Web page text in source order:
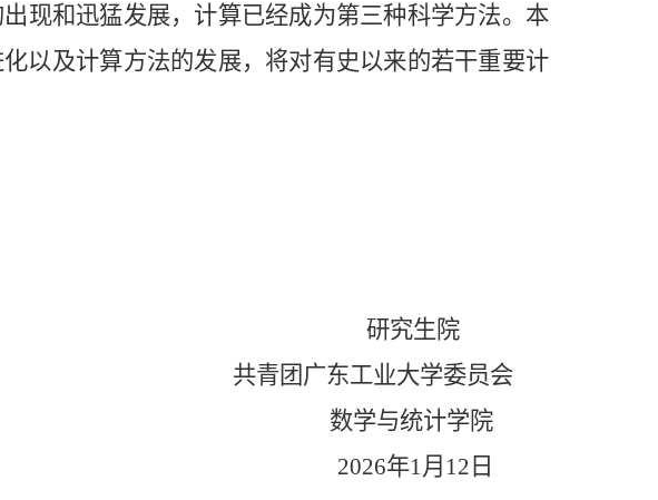
现和迅猛发展，计算已经成为第三种科学方法。本
以及计算方法的发展，将对有史以来的若干重要计
研究生院
共青团广东工业大学委员会
数学与统计学院
2026年1月 12 日